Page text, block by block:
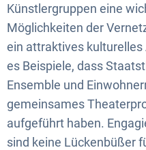
Künstlergruppen eine
Möglichkeiten der
ein attraktives
es Beispiele, dass
Ensemble und
gemeinsames
aufgeführt haben.
sind keine Lückenbüßer